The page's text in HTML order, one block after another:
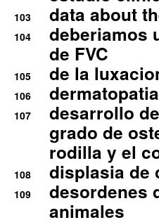
103 data about
104
deberiamos
de FVC
105 de la
106
107
desarrollo
grado de
rodilla y el
108 displasia de
109
desordenes
animales